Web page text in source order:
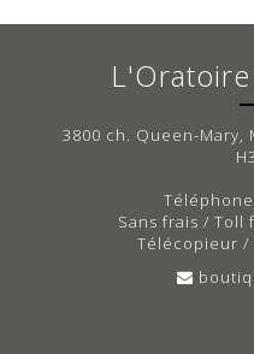
L'Oratoire
3800 ch. Queen-Mary,
Téléphone
Sans frais / Toll
Télécopieur /